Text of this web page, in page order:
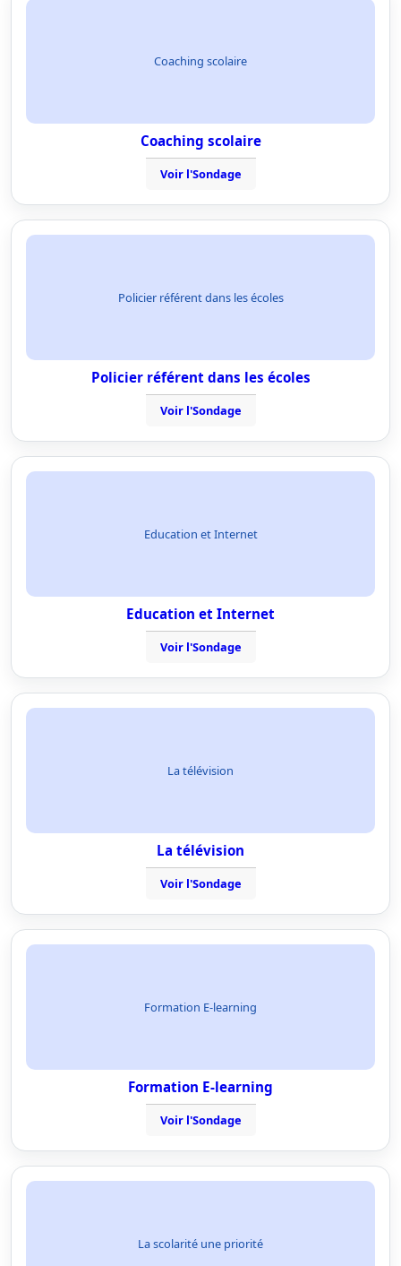
Coaching scolaire
Coaching scolaire
Voir l'Sondage
Policier référent dans les écoles
Policier référent dans les écoles
Voir l'Sondage
Education et Internet
Education et Internet
Voir l'Sondage
La télévision
La télévision
Voir l'Sondage
Formation E-learning
Formation E-learning
Voir l'Sondage
La scolarité une priorité